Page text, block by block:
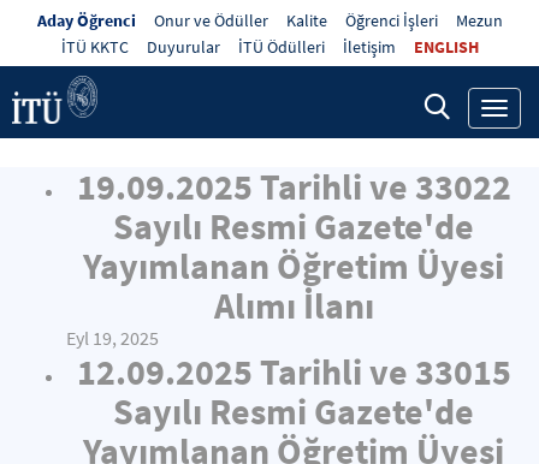
Aday Öğrenci Onur ve Ödüller Kalite Öğrenci İşleri
Mezun
İTÜ KKTC
Duyurular İTÜ Ödülleri İletişim ENGLISH
19.09.2025 Tarihli ve 33022
Sayılı Resmi Gazete'de
Yayımlanan Öğretim Üyesi
Alımı İlanı
Eyl 19, 2025
12.09.2025 Tarihli ve 33015
Sayılı Resmi Gazete'de
Yayımlanan Öğretim Üyesi